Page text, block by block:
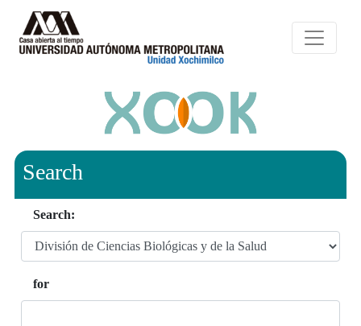
Search
Search:
for